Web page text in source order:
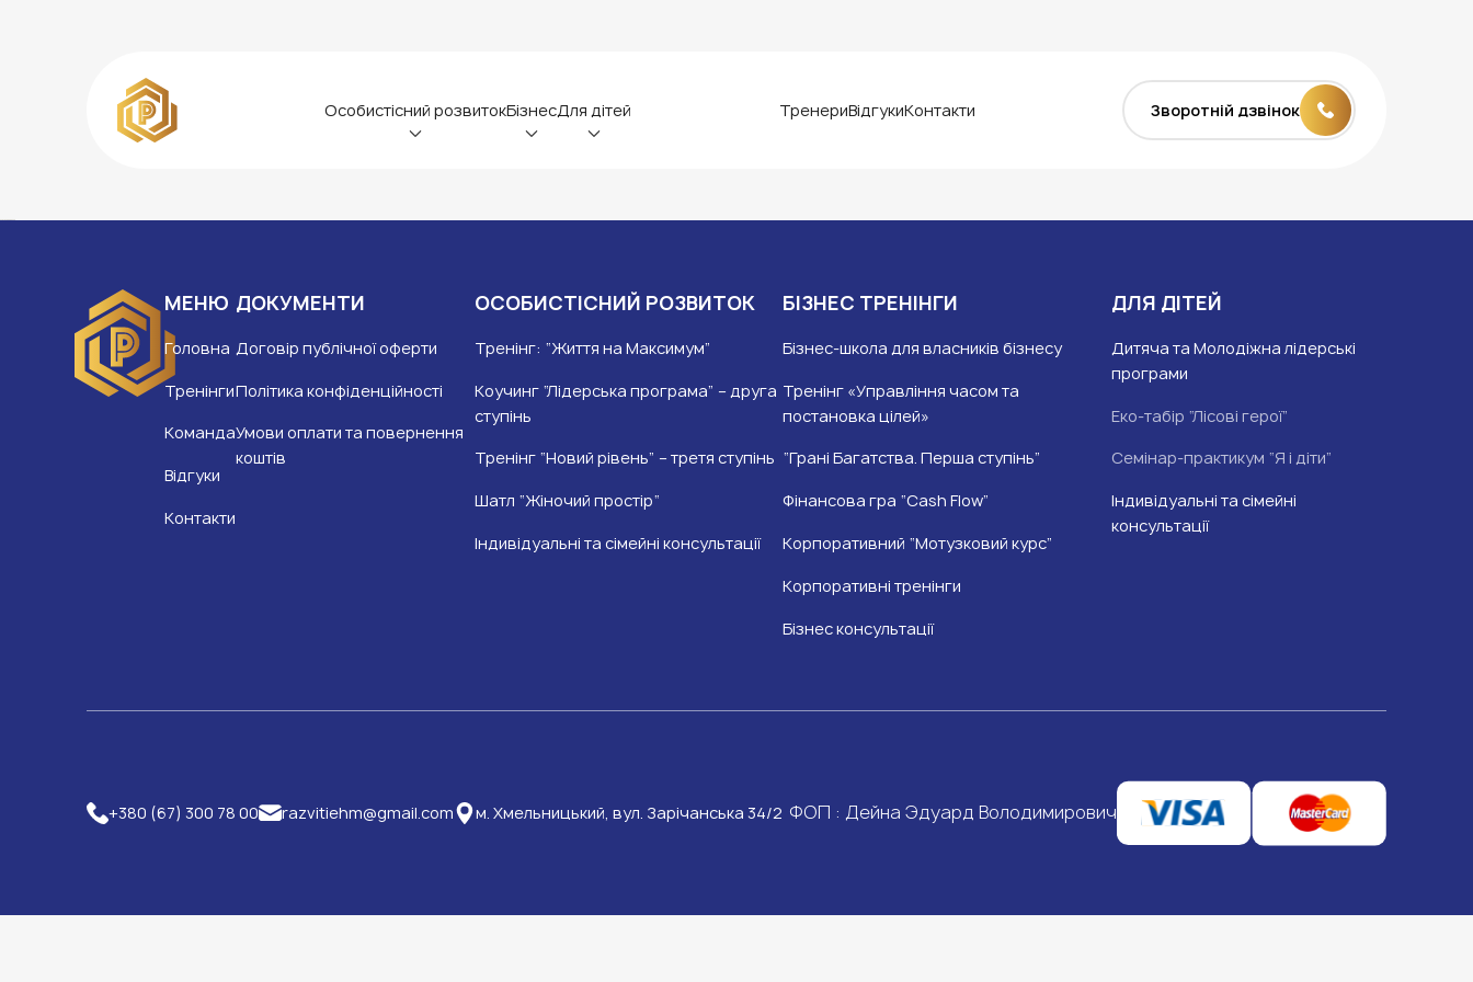
Особистісний розвитокБізнесДля дітей ТренериВідгукиКонтакти Зворотній дзвінок
МЕНЮ
Головна
Тренінги
Команда
Відгуки
Контакти
ДОКУМЕНТИ
Договір публічної оферти
Політика конфіденційності
Умови оплати та повернення
коштів
ОСОБИСТІСНИЙ РОЗВИТОК
Тренінг: “Життя на Максимум”
Коучинг “Лідерська програма” – друга
ступінь
Тренінг “Новий рівень” – третя ступінь
Шатл “Жіночий простір“
Індивідуальні та сімейні консультації
БІЗНЕС ТРЕНІНГИ
Бізнес-школа для власників бізнесу
Тренінг «Управління часом та
постановка цілей»
“Грані Багатства. Перша ступінь”
Фінансова гра “Cash Flow”
Корпоративний “Мотузковий курс”
Корпоративні тренінги
Бізнес консультації
ДЛЯ ДІТЕЙ
Дитяча та Молодіжна лідерські
програми
Еко-табір “Лісові герої”
Семінар-практикум “Я і діти”
Індивідуальні та сімейні
консультації
+380 (67) 300 78 00 razvitiehm@gmail.com м. Хмельницький, вул. Зарічанська 34/2 ФОП : Дейна Эдуард Володимирович